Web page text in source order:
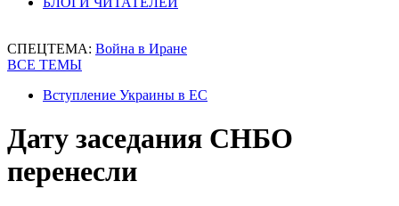
СПЕЦТЕМА: Война в Иране
ВСЕ ТЕМЫ
Вступление Украины в ЕС
Дату заседания СНБО
перенесли